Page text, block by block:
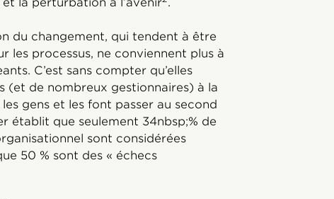
la perturbation à l’avenir .
du changement, qui tendent à être
les processus, ne conviennent plus à
C’est sans compter qu’elles
(et de nombreux gestionnaires) à la
gens et les font passer au second
établit que seulement 34nbsp;% de
sont considérées
50 % sont des « échecs